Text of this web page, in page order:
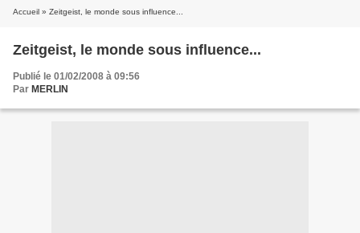
Accueil » Zeitgeist, le monde sous influence...
Zeitgeist, le monde sous influence...
Publié le 01/02/2008 à 09:56
Par MERLIN